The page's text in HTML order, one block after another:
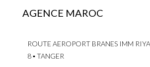
AGENCE MAROC
ROUTE AEROPORT BRANES IMM
8 ▪ TANGER